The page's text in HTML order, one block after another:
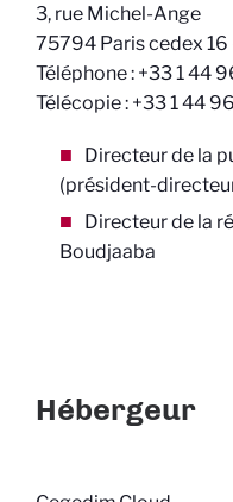
3, rue Michel-Ange
75794 Paris cedex 16
Téléphone : +33 1 44
Télécopie : +33 1 44
Directeur de la
(président-
Directeur de la
Boudjaaba
Hébergeur